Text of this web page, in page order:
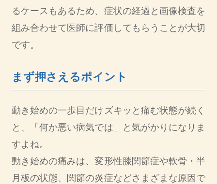
るケースもあるため、症状の経過と画像検査を
組み合わせて医師に評価してもらうことが大切
です。
まず押さえるポイント
動き始めの一歩目だけズキッと痛む状態が続く
と、「何か悪い病気では」と気がかりになりま
すよね。
動き始めの痛みは、変形性膝関節症や軟骨・半
月板の状態、関節の炎症などさまざまな原因で